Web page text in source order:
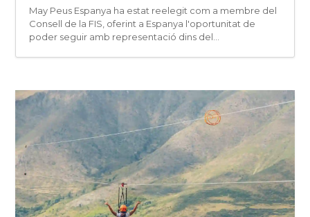
May Peus Espanya ha estat reelegit com a membre del
Consell de la FIS, oferint a Espanya l'oportunitat de
poder seguir amb representació dins del...